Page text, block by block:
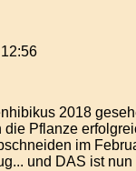
12:56
2018
Pflanze
im
und DAS ist